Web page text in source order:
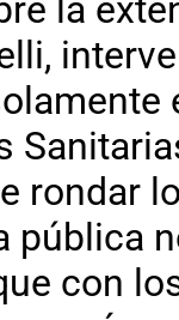
la
rondar
pública
con